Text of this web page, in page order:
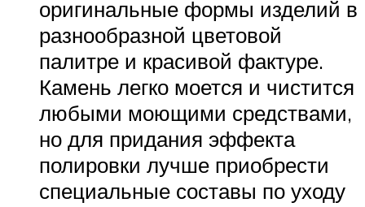
оригинальные формы изделий в
разнообразной цветовой
палитре и красивой фактуре.
Камень легко моется и чистится
любыми моющими средствами,
но для придания эффекта
полировки лучше приобрести
специальные составы по уходу